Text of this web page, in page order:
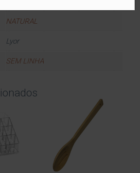
NATURAL
Lyor
SEM LINHA